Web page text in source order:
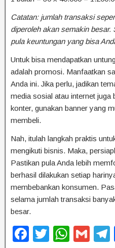
Catatan: jumlah transaksi
diperoleh akan semakin besar.
pula keuntungan yang bisa
Untuk bisa mendapatkan
adalah promosi. Manfaatkan
Anda ini. Jika perlu, jadikan
media sosial atau internet
konter, gunakan banner yang
membeli.
Nah, itulah langkah praktis
mengikuti bisnis. Maka,
Pastikan pula Anda lebih
berhasil dilakukan setiap
membebankan konsumen.
selama jumlah transaksi
besar.
F
T
W
G